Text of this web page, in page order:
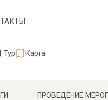
Тур Карта
ПРОВЕДЕНИЕ